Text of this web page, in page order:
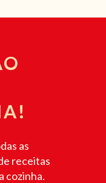
as
receitas
cozinha.